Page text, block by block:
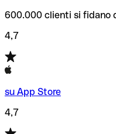
600.000 clienti si fidano
4,7
su App Store
4,7